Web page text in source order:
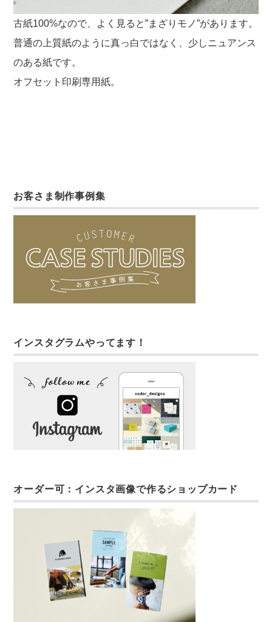
古紙100%なので、よく見ると”まざりモノ”があります。
普通の上質紙のように真っ白ではなく、少しニュアンス
のある紙です。
オフセット印刷専用紙。
お客さま制作事例集
インスタグラムやってます！
オーダー可：インスタ画像で作るショップカード